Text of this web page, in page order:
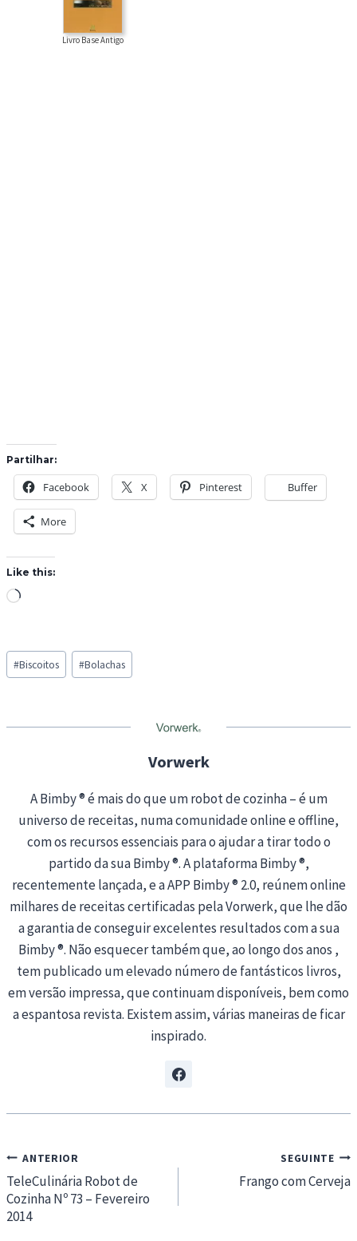
Livro Base Antigo
Partilhar:
Facebook X Pinterest Buffer
More
Like this:
L
d
i
g
Post
Tags:
#Biscoitos #Bolachas
Vorwerk
A Bimby ® é mais do que um robot de cozinha – é um
universo de receitas, numa comunidade online e offline,
com os recursos essenciais para o ajudar a tirar todo o
partido da sua Bimby ®. A plataforma Bimby ®,
recentemente lançada, e a APP Bimby ® 2.0, reúnem online
milhares de receitas certificadas pela Vorwerk, que lhe dão
a garantia de conseguir excelentes resultados com a sua
Bimby ®. Não esquecer também que, ao longo dos anos ,
tem publicado um elevado número de fantásticos livros,
em versão impressa, que continuam disponíveis, bem como
a espantosa revista. Existem assim, várias maneiras de ficar
inspirado.
Navegação
de
artigos
ANTERIOR
TeleCulinária Robot de
Cozinha Nº 73 – Fevereiro
2014
SEGUINTE
Frango com Cerveja